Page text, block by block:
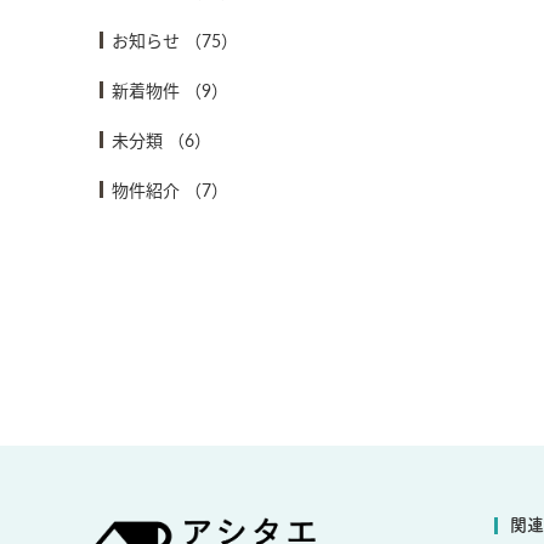
お知らせ （75）
新着物件 （9）
未分類 （6）
物件紹介 （7）
関